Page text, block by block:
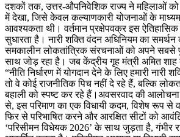
दशकों तक, उत्तर-औपनिवेशिक राज्य ने महिलाओं
में देखा, जिसे केवल कल्याणकारी योजनाओं के
आवश्यकता थी। वर्तमान प्रक्षेपवक्र इस
सुधारता है। नारी शक्ति वंदन अधिनियम का
समकालीन लोकतांत्रिक संरचनाओं को अपने सबसे
साथ जोड़ रहा है। जब केंद्रीय गृह मंत्री अमित
“नीति निर्धारण में योगदान देने के लिए हमारी नारी
तो वे कोई राजनीतिक पिच नहीं दे रहे हैं, बल्कि
बहाली को स्पष्ट कर रहे हैं।अवसरवाद की
से, इस परिमाण का एक विधायी कदम, विशेष रूप से वह
फिर से परिभाषित करने और आरक्षित सीटों को
‘परिसीमन विधेयक 2026’ के साथ जुड़ता है, गंभीर